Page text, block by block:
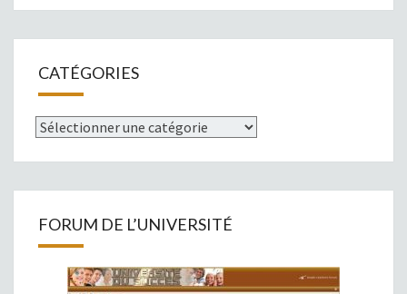
CATÉGORIES
Catégories
FORUM DE L’UNIVERSITÉ